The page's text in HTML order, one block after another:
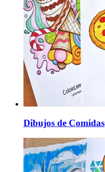
Dibujos de Comidas